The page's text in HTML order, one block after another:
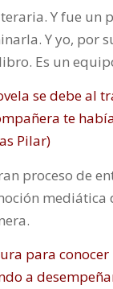
Y fue
Y yo, por
Es un
se debe
te
Pilar)
proceso de
para
a